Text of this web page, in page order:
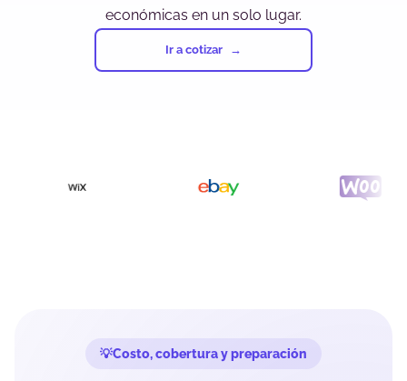
económicas en un solo lugar.
Ir a cotizar
Costo, cobertura y preparación